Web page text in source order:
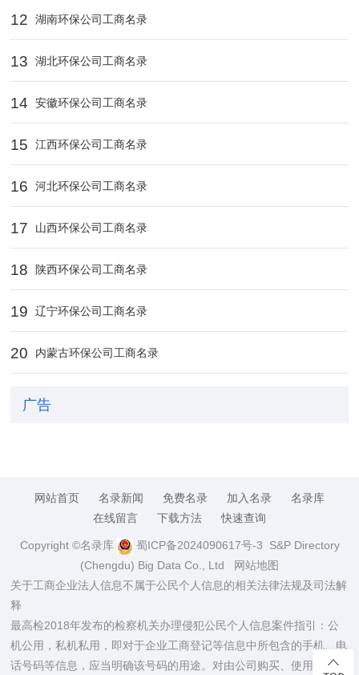
12 湖南环保公司工商名录
13 湖北环保公司工商名录
14 安徽环保公司工商名录
15 江西环保公司工商名录
16 河北环保公司工商名录
17 山西环保公司工商名录
18 陕西环保公司工商名录
19 辽宁环保公司工商名录
20 内蒙古环保公司工商名录
广告
网站首页 名录新闻 免费名录 加入名录
名录库
在线留言
下载方法 快速查询
Copyright ©名录库 蜀ICP备2024090617号-3 S&P Directory
(Chengdu) Big Data Co., Ltd
网站地图
关于工商企业法人信息不属于公民个人信息的相关法律法规及司法解
释
最高检2018年发布的检察机关办理侵犯公民个人信息案件指引：公
机公用，私机私用，即对于企业工商登记等信息中所包含的手机、电
话号码等信息，应当明确该号码的用途。对由公司购买、使用的手